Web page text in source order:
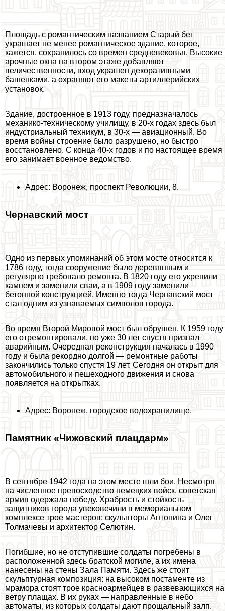
Площадь с романтическим названием Старый бег
украшает не менее романтическое здание, которое,
кажется, сохранилось со времен средневековья. Высокие
арочные окна на втором этаже добавляют
величественности, вход украшен декоративными
башенками, а охраняют его макеты артиллерийских
установок.
Здание, достроенное в 1913 году, предназначалось
механико-техническому училищу, в 20-х годах здесь был
индустриальный техникум, в 30-х — авиационный. Во
время войны строение было разрушено, но быстро
восстановлено. С конца 40-х годов и по настоящее время
его занимает военное ведомство.
Адрес: Воронеж, проспект Революции, 8.
Чернавский мост
Одно из первых упоминаний об этом мосте относится к
1786 году, тогда сооружение было деревянным и
регулярно требовало ремонта. В 1820 году его укрепили
камнем и заменили сваи, а в 1909 году заменили
бетонной конструкцией. Именно тогда Чернавский мост
стал одним из узнаваемых символов города.
Во время Второй Мировой мост был обрушен. К 1959 году
его отремонтировали, но уже 30 лет спустя признал
аварийным. Очередная реконструкция началась в 1990
году и была рекордно долгой — ремонтные работы
закончились только спустя 19 лет. Сегодня он открыт для
автомобильного и пешеходного движения и снова
появляется на открытках.
Адрес: Воронеж, городское водохранилище.
Памятник «Чижовский плацдарм»
В сентябре 1942 года на этом месте шли бои. Несмотря
на численное превосходство немецких войск, советская
армия одержала победу. Храбрость и стойкость
защитников города увековечили в мемориальном
комплексе трое мастеров: скульпторы Антонина и Олег
Толмачевы и архитектор Селютин.
Погибшие, но не отступившие солдаты погребены в
расположенной здесь братской могиле, а их имена
нанесены на стены Зала Памяти. Здесь же стоит
скульптурная композиция: на высоком постаменте из
мрамора стоят трое красноармейцев в развевающихся на
ветру плащах. В их руках — направленные в небо
автоматы, из которых солдаты дают прощальный залп.